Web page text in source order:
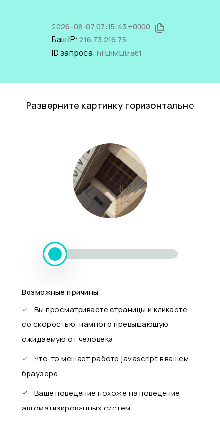
2026-08-07 07:15:43 +0000
Ваш IP:216.73.216.75
ID запроса:hFLhMLItra61
Разверните картинку горизонтально
Возможные причины:
Вы просматриваете страницы и кликаете
со скоростью, намного превышающую
ожидаемую от человека
Что-то мешает работе javascript в вашем
браузере
Ваше поведение похоже на поведение
автоматизированных систем